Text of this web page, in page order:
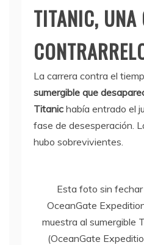
TITANIC, UNA
La carrera contra el
sumergible que
Titanic había entrado el
fase de desesperación.
hubo sobrevivientes.
Esta foto sin
OceanGate
muestra al sumergible
(OceanGate